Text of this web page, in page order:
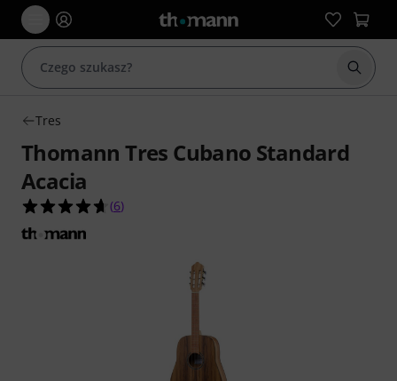
Tres
Thomann Tres Cubano Standard
Acacia
4.7 na 5 gwiazdek z 6 ocen klientów
(6)